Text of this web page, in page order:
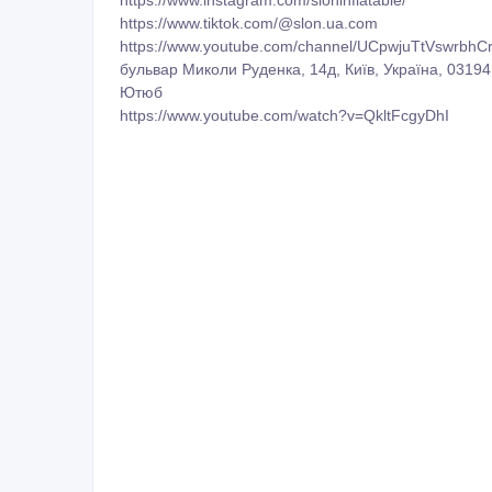
https://www.tiktok.com/@slon.ua.com
https://www.youtube.com/channel/
бульвар Миколи Руденка, 14д, Київ, Україна, 03194
Ютюб
https://www.youtube.com/watch?v=QkltFcgyDhI